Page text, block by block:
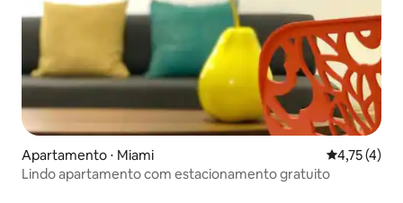
Apartamento ⋅ Miami 4,75 de
4,75 (4)
Lindo apartamento com estacionamento gratuito